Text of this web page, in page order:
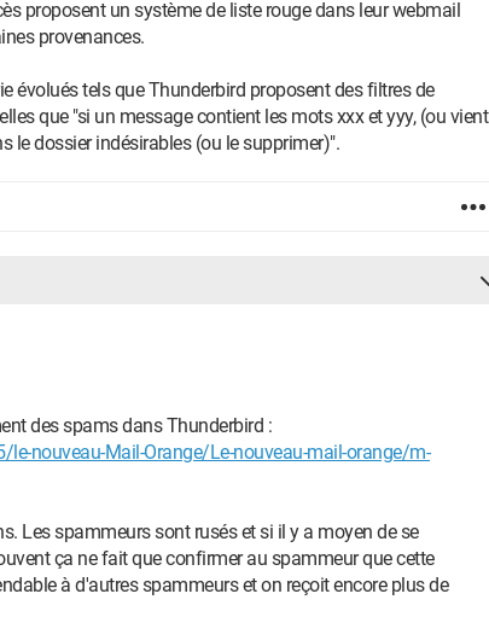
proposent un système de liste rouge dans leur webmail
provenances.
évolués tels que Thunderbird proposent des filtres de
que "si un message contient les mots xxx et yyy, (ou vient
le dossier indésirables (ou le supprimer)".
des spams dans Thunderbird :
nouveau-Mail-Orange/Le-nouveau-mail-orange/m-
Les spammeurs sont rusés et si il y a moyen de se
ça ne fait que confirmer au spammeur que cette
à d'autres spammeurs et on reçoit encore plus de